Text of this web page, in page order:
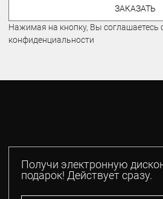
ЗАКАЗАТЬ
Нажимая на кнопку, Вы соглашаетесь
конфиденциальности
Получи электронную
подарок! Действует сразу.